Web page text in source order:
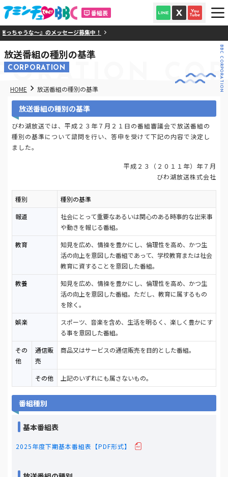
番組表
ちゃうな～』のメッセージ募集中！
放送番組の種別の基準
CORPORATION BBC CORPORATION
HOME 放送番組の種別の基準
放送番組の種別の基準
びわ湖放送では、平成２３年７月２１日の番組審議会で放送番組の
種別の基準について諮問を行い、答申を受けて下記の内容で決定し
ました。
平成２３（２０１１年）年７月
びわ湖放送株式会社
種別
種別の基準
報道
社会にとって重要なあるいは関心のある時事的な出来事
や動きを報じる番組。
教育
知見を広め、情操を豊かにし、倫理性を高め、かつ生
活の向上を意図した番組であって、学校教育または社会
教育に資することを意図した番組。
教養
知見を広め、情操を豊かにし、倫理性を高め、かつ生
活の向上を意図した番組。ただし、教育に属するもの
を除く。
娯楽
スポーツ、音楽を含め、生活を明るく、楽しく豊かにす
る事を意図した番組。
その
他
通信販
売
商品又はサービスの通信販売を目的とした番組。
その他 上記のいずれにも属さないもの。
番組種別
基本番組表
2025年度下期基本番組表【PDF形式】